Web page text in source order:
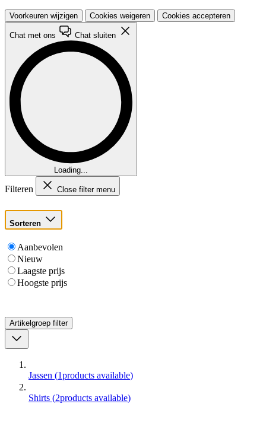
Voorkeuren wijzigen Cookies weigeren Cookies accepteren
Chat met ons Chat sluiten
Loading...
Filteren Close filter menu
Sorteren
Aanbevolen
Nieuw
Laagste prijs
Hoogste prijs
Artikelgroep filter
Jassen (1products available)
Shirts (2products available)